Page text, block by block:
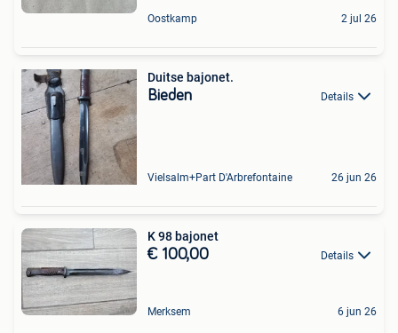
Oostkamp 2 jul 26
Duitse bajonet.
Bieden Details
Vielsalm+Part D'Arbrefontaine 26 jun 26
K 98 bajonet
€ 100,00 Details
Merksem 6 jun 26